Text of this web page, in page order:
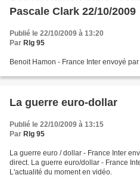
Pascale Clark 22/10/2009
Publié le 22/10/2009 à 13:20
Par Rlg 95
Benoit Hamon - France Inter envoyé
La guerre euro-dollar
Publié le 22/10/2009 à 13:15
Par Rlg 95
La guerre euro / dollar - France Inter
direct. La guerre euro/dollar - France
L'actualité du moment en vidéo.